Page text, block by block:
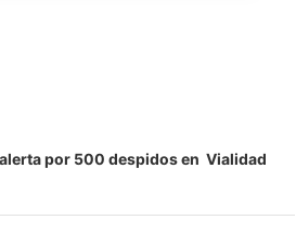
por 500 despidos en Vialidad